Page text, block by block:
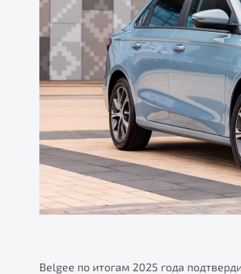
Belgee по итогам 2025 года